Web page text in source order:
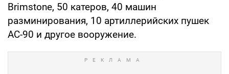
Brimstone, 50 катеров, 40 машин
разминирования, 10 артиллерийских пушек
АС-90 и другое вооружение.